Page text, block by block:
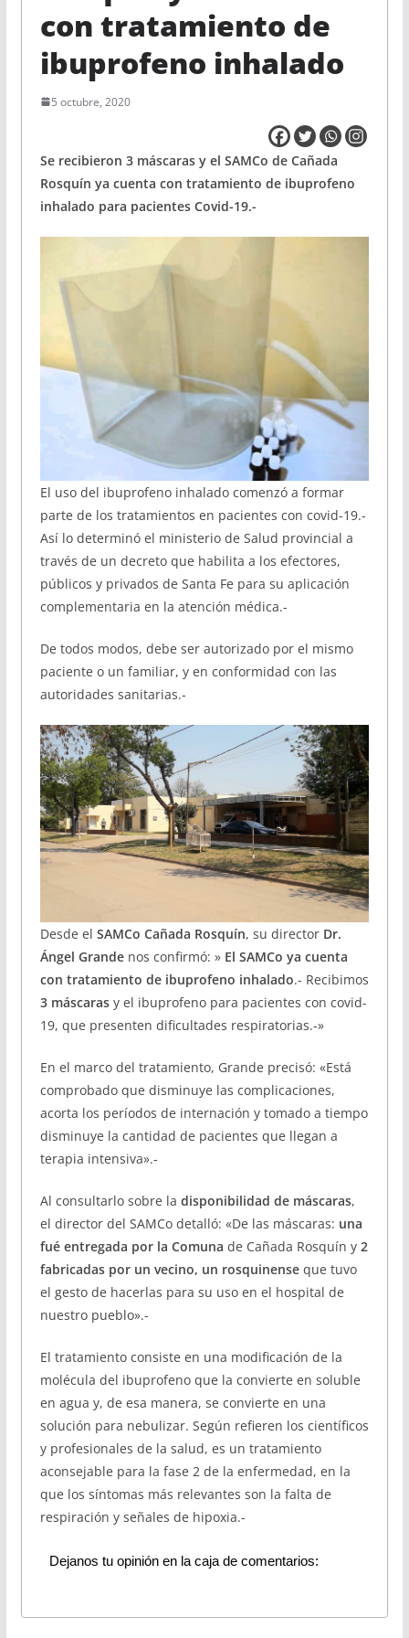
con tratamiento de
ibuprofeno inhalado
5 octubre, 2020
Se recibieron 3 máscaras y el SAMCo de Cañada
Rosquín ya cuenta con tratamiento de ibuprofeno
inhalado para pacientes Covid-19.-
El uso del ibuprofeno inhalado comenzó a formar
parte de los tratamientos en pacientes con covid-19.-
Así lo determinó el ministerio de Salud provincial a
través de un decreto que habilita a los efectores,
públicos y privados de Santa Fe para su aplicación
complementaria en la atención médica.-
De todos modos, debe ser autorizado por el mismo
paciente o un familiar, y en conformidad con las
autoridades sanitarias.-
Desde el SAMCo Cañada Rosquín, su director Dr.
Ángel Grandenos confirmó: » El SAMCo ya cuenta
con tratamiento de ibuprofeno inhalado.- Recibimos
3 máscaras y el ibuprofeno para pacientes con covid-
19, que presenten dificultades respiratorias.-»
En el marco del tratamiento, Grande precisó: «Está
comprobado que disminuye las complicaciones,
acorta los períodos de internación y tomado a tiempo
disminuye la cantidad de pacientes que llegan a
terapia intensiva».-
Al consultarlo sobre la disponibilidad de máscaras,
el director del SAMCo detalló: «De las máscaras: una
fué entregada por la Comuna de Cañada Rosquín y 2
fabricadas por un vecino, un rosquinenseque tuvo
el gesto de hacerlas para su uso en el hospital de
nuestro pueblo».-
El tratamiento consiste en una modificación de la
molécula del ibuprofeno que la convierte en soluble
en agua y, de esa manera, se convierte en una
solución para nebulizar. Según refieren los científicos
y profesionales de la salud, es un tratamiento
aconsejable para la fase 2 de la enfermedad, en la
que los síntomas más relevantes son la falta de
respiración y señales de hipoxia.-
Dejanos tu opinión en la caja de comentarios: